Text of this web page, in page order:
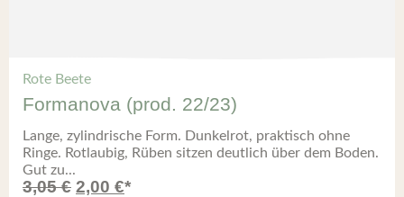
Rote Beete
Formanova (prod. 22/23)
Lange, zylindrische Form. Dunkelrot, praktisch ohne
Ringe. Rotlaubig, Rüben sitzen deutlich über dem Boden.
Gut zu...
3,05€ 2,00 €*